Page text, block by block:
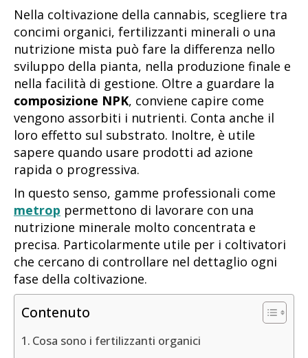
Nella coltivazione della cannabis, scegliere tra
concimi organici, fertilizzanti minerali o una
nutrizione mista può fare la differenza nello
sviluppo della pianta, nella produzione finale e
nella facilità di gestione. Oltre a guardare la
composizione NPK, conviene capire come
vengono assorbiti i nutrienti. Conta anche il
loro effetto sul substrato. Inoltre, è utile
sapere quando usare prodotti ad azione
rapida o progressiva.
In questo senso, gamme professionali come
metrop permettono di lavorare con una
nutrizione minerale molto concentrata e
precisa. Particolarmente utile per i coltivatori
che cercano di controllare nel dettaglio ogni
fase della coltivazione.
Contenuto
Cosa sono i fertilizzanti organici